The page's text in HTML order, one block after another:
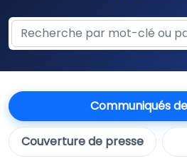
Communiqués
Couverture de presse